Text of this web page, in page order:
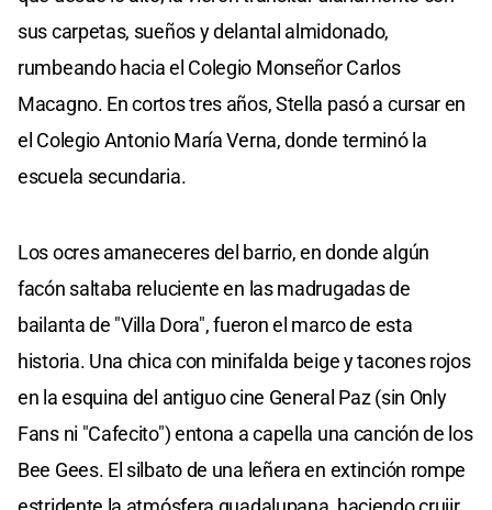
sus carpetas, sueños y delantal almidonado,
rumbeando hacia el Colegio Monseñor Carlos
Macagno. En cortos tres años, Stella pasó a cursar en
el Colegio Antonio María Verna, donde terminó la
escuela secundaria.
Los ocres amaneceres del barrio, en donde algún
facón saltaba reluciente en las madrugadas de
bailanta de "Villa Dora", fueron el marco de esta
historia. Una chica con minifalda beige y tacones rojos
en la esquina del antiguo cine General Paz (sin Only
Fans ni "Cafecito") entona a capella una canción de los
Bee Gees. El silbato de una leñera en extinción rompe